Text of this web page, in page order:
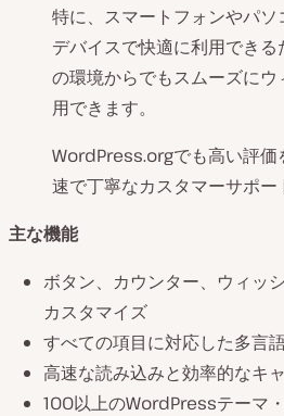
特に、スマートフォンやパ
デバイスで快適に利用でき
の環境からでもスムーズに
用できます。
WordPress.orgでも高い評価
速で丁寧なカスタマーサポー
主な機能
ボタン、カウンター、ウィッ
カスタマイズ
すべての項目に対応した多言
高速な読み込みと効率的なキ
100以上のWordPressテーマ